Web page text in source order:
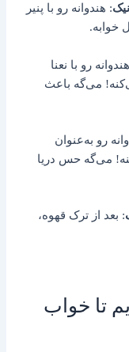
: هندوانه رو با پنیر
خوابه.
رو با نعنا
می‌گه باعث
رو به‌عنوان
می‌گه حس دریا
: بعد از ترک قهوه،
تا خواب